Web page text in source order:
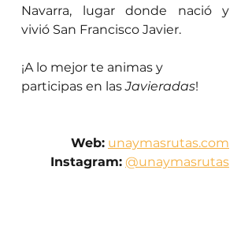
Navarra, lugar donde nació y
vivió San Francisco Javier.
¡A lo mejor te animas y
participas en las Javieradas!
Web: unaymasrutas.com
Instagram: @unaymasrutas